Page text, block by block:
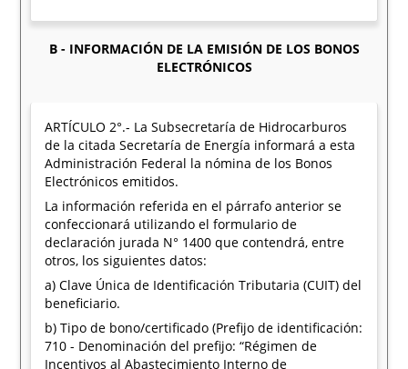
B - INFORMACIÓN DE LA EMISIÓN DE LOS BONOS
ELECTRÓNICOS
ARTÍCULO 2°.- La Subsecretaría de Hidrocarburos
de la citada Secretaría de Energía informará a esta
Administración Federal la nómina de los Bonos
Electrónicos emitidos.
La información referida en el párrafo anterior se
confeccionará utilizando el formulario de
declaración jurada N° 1400 que contendrá, entre
otros, los siguientes datos:
a) Clave Única de Identificación Tributaria (CUIT) del
beneficiario.
b) Tipo de bono/certificado (Prefijo de identificación:
710 - Denominación del prefijo: “Régimen de
Incentivos al Abastecimiento Interno de